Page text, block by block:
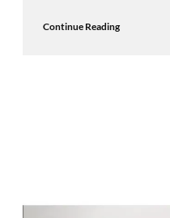
Continue Reading